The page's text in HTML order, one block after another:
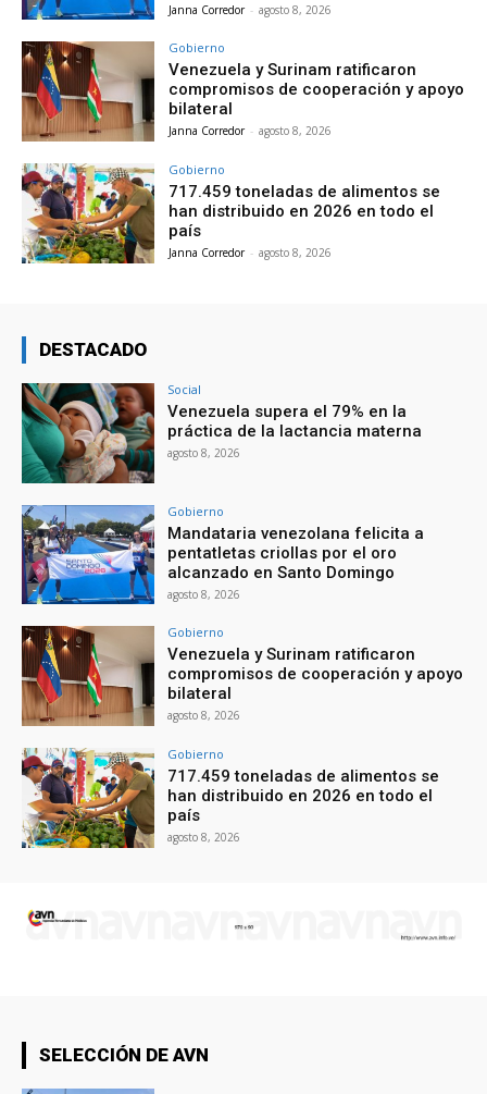
Janna Corredor - agosto 8, 2026
Gobierno
Venezuela y Surinam ratificaron
compromisos de cooperación y apoyo
bilateral
Janna Corredor - agosto 8, 2026
Gobierno
717.459 toneladas de alimentos se
han distribuido en 2026 en todo el
país
Janna Corredor - agosto 8, 2026
DESTACADO
Social
Venezuela supera el 79% en la
práctica de la lactancia materna
agosto 8, 2026
Gobierno
Mandataria venezolana felicita a
pentatletas criollas por el oro
alcanzado en Santo Domingo
agosto 8, 2026
Gobierno
Venezuela y Surinam ratificaron
compromisos de cooperación y apoyo
bilateral
agosto 8, 2026
Gobierno
717.459 toneladas de alimentos se
han distribuido en 2026 en todo el
país
agosto 8, 2026
SELECCIÓN DE AVN